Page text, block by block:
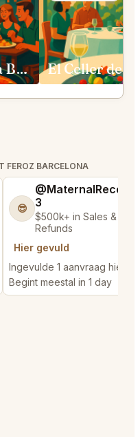
Restaurant Carmina Barcelona
FEROZ BARCELONA
😎
3
$500k+ in Sales & Low
Refunds
Hier gevuld
Ingevulde 1 aanvraag hier
Begint meestal in 1 day